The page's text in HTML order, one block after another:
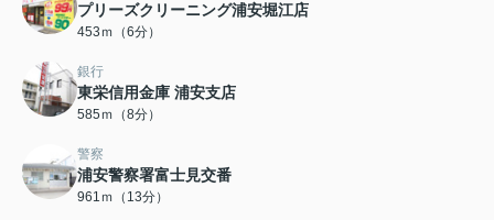
プリーズクリーニング浦安堀江店
453ｍ（6分）
銀行
東栄信用金庫 浦安支店
585ｍ（8分）
警察
浦安警察署富士見交番
961ｍ（13分）